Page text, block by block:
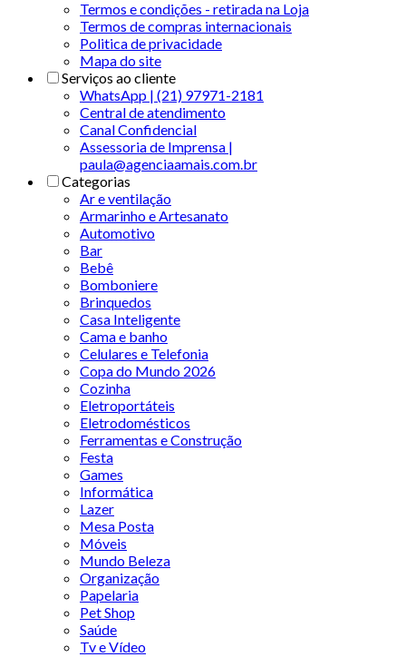
Termos e condições - retirada na Loja
Termos de compras internacionais
Politica de privacidade
Mapa do site
Serviços ao cliente
WhatsApp | (21) 97971-2181
Central de atendimento
Canal Confidencial
Assessoria de Imprensa |
paula@agenciaamais.com.br
Categorias
Ar e ventilação
Armarinho e Artesanato
Automotivo
Bar
Bebê
Bomboniere
Brinquedos
Casa Inteligente
Cama e banho
Celulares e Telefonia
Copa do Mundo 2026
Cozinha
Eletroportáteis
Eletrodomésticos
Ferramentas e Construção
Festa
Games
Informática
Lazer
Mesa Posta
Móveis
Mundo Beleza
Organização
Papelaria
Pet Shop
Saúde
Tv e Vídeo